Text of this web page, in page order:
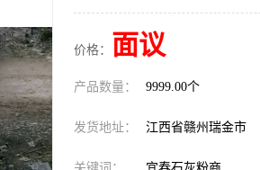
价格： 面议
产品数量： 9999.00个
发货地址： 江西省赣州瑞金市